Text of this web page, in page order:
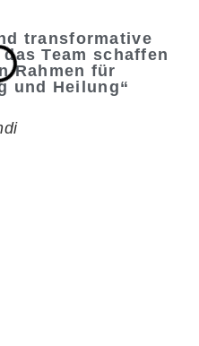
transformative
Team schaffen
Rahmen für
und Heilung“